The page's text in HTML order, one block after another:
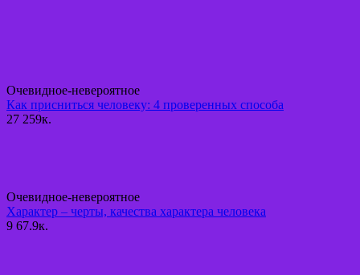
Очевидное-невероятное
Как присниться человеку: 4 проверенных способа
27 259к.
Очевидное-невероятное
Характер – черты, качества характера человека
9 67.9к.